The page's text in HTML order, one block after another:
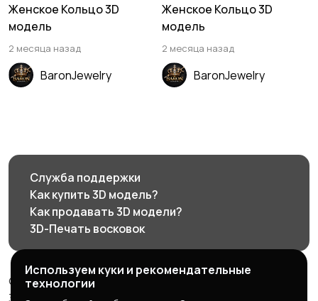
Женское Кольцо 3D
модель
2 месяца назад
BaronJewelry
Женское Кольцо 3D
модель
2 месяца назад
BaronJewelry
Служба поддержки
Как купить 3D модель?
Как продавать 3D модели?
3D-Печать восковок
© 2026 3d585.ru - Маркетплейс ювелирного дизайна
Используем куки и рекомендательные
технологии